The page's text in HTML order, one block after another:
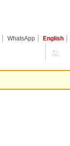
WhatsApp English